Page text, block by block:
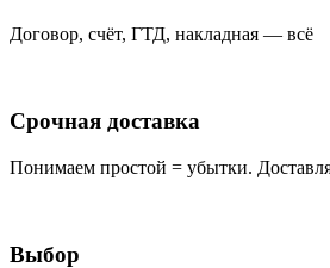
Договор, счёт, ГТД, накладная — всё
Срочная доставка
Понимаем простой = убытки.
Выбор